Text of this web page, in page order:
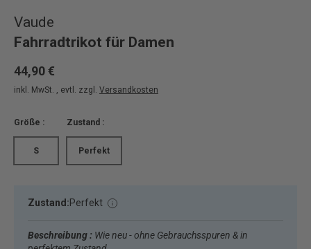
Vaude
Fahrradtrikot für Damen
44,90 €
inkl. MwSt. , evtl. zzgl. Versandkosten
Größe :
S
Zustand :
Perfekt
Zustand:Perfekt
Beschreibung : Wie neu - ohne Gebrauchsspuren & in